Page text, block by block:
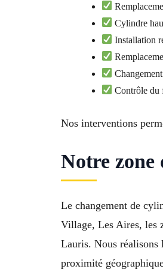
Cylindre
Installation
Contrôle du
Nos interventions
Notre zone
Le changement de
Village, Les Aires, les
Lauris. Nous réalisons
proximité